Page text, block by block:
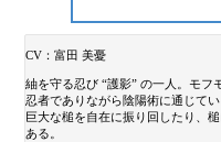
CV：富田 美憂
紬を守る忍び “護影” の一人。モフ
忍者でありながら陰陽術に通じてい
巨大な槌を自在に振り回したり、
ある。